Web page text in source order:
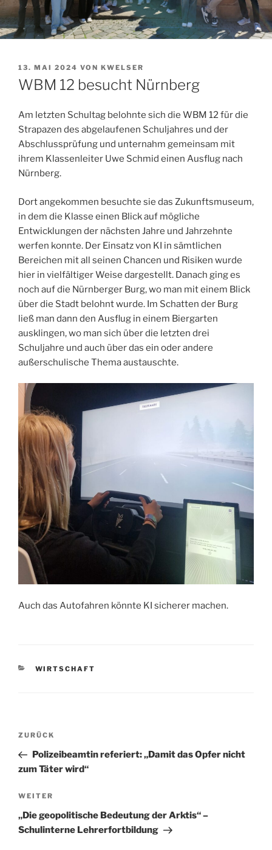
VERÖFFENTLICHT
AM
13. MAI 2024 VON KWELSER
WBM 12 besucht Nürnberg
Am letzten Schultag belohnte sich die WBM 12 für die
Strapazen des abgelaufenen Schuljahres und der
Abschlussprüfung und unternahm gemeinsam mit
ihrem Klassenleiter Uwe Schmid einen Ausflug nach
Nürnberg.
Dort angekommen besuchte sie das Zukunftsmuseum,
in dem die Klasse einen Blick auf mögliche
Entwicklungen der nächsten Jahre und Jahrzehnte
werfen konnte. Der Einsatz von KI in sämtlichen
Bereichen mit all seinen Chancen und Risiken wurde
hier in vielfältiger Weise dargestellt. Danach ging es
noch auf die Nürnberger Burg, wo man mit einem Blick
über die Stadt belohnt wurde. Im Schatten der Burg
ließ man dann den Ausflug in einem Biergarten
ausklingen, wo man sich über die letzten drei
Schuljahre und auch über das ein oder andere
außerschulische Thema austauschte.
Auch das Autofahren könnte KI sicherer machen.
KATEGORIEN
WIRTSCHAFT
Beitragsnavigation
Vorheriger
Beitrag
ZURÜCK
Polizeibeamtin referiert: „Damit das Opfer nicht
zum Täter wird“
Nächster
Beitrag
WEITER
„Die geopolitische Bedeutung der Arktis“ –
Schulinterne Lehrerfortbildung